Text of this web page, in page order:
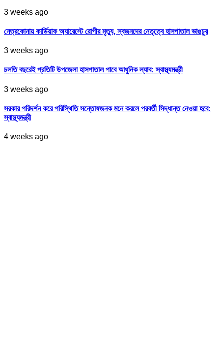
3 weeks ago
নেত্রকোনায় কার্ডিয়াক অ্যারেস্টে রোগীর মৃত্যু, স্বজনদের নেতৃত্বে হাসপাতাল ভাঙচুর
3 weeks ago
চলতি বছরেই প্রতিটি উপজেলা হাসপাতাল পাবে আধুনিক ল্যাব: স্বাস্থ্যমন্ত্রী
3 weeks ago
সরকার পরিদর্শন করে পরিস্থিতি সন্তোষজনক মনে করলে পরবর্তী সিদ্ধান্ত নেওয়া হবে:
স্বাস্থ্যমন্ত্রী
4 weeks ago